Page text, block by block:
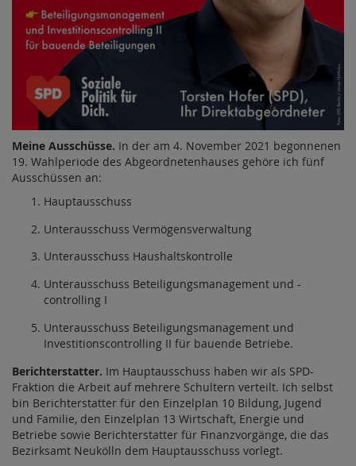
Meine Ausschüsse. In der am 4. November 2021 begonnenen
19. Wahlperiode des Abgeordnetenhauses gehöre ich fünf
Ausschüssen an:
Hauptausschuss
Unterausschuss Vermögensverwaltung
Unterausschuss Haushaltskontrolle
Unterausschuss Beteiligungsmanagement und -
controlling I
Unterausschuss Beteiligungsmanagement und
Investitionscontrolling II für bauende Betriebe.
Berichterstatter. Im Hauptausschuss haben wir als SPD-
Fraktion die Arbeit auf mehrere Schultern verteilt. Ich selbst
bin Berichterstatter für den Einzelplan 10 Bildung, Jugend
und Familie, den Einzelplan 13 Wirtschaft, Energie und
Betriebe sowie Berichterstatter für Finanzvorgänge, die das
Bezirksamt Neukölln dem Hauptausschuss vorlegt.